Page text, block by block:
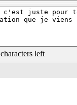
characters left